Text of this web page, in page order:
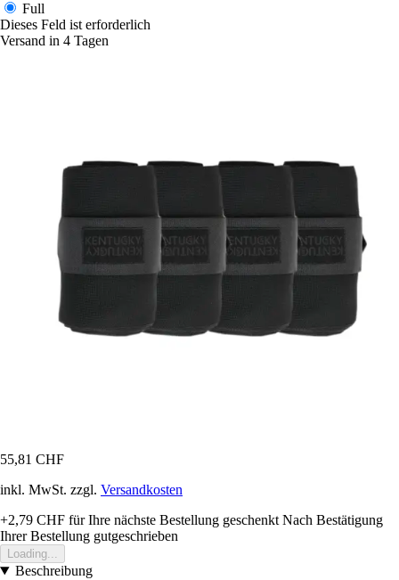
Full
Dieses Feld ist erforderlich
Versand in 4 Tagen
55,81 CHF
inkl. MwSt. zzgl. Versandkosten
+2,79 CHF für Ihre nächste Bestellung geschenkt Nach Bestätigung
Ihrer Bestellung gutgeschrieben
Loading...
Beschreibung